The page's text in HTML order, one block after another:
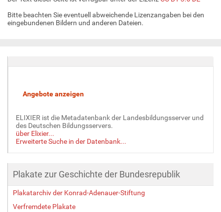
G
…
Bitte beachten Sie eventuell abweichende Lizenzangaben bei den
eingebundenen Bildern und anderen Dateien.
ELIXIER ist die Metadatenbank der Landesbildungsserver und
des Deutschen Bildungsservers.
über Elixier...
Erweiterte Suche in der Datenbank...
Plakate zur Geschichte der Bundesrepublik
Plakatarchiv der Konrad-Adenauer-Stiftung
Verfremdete Plakate